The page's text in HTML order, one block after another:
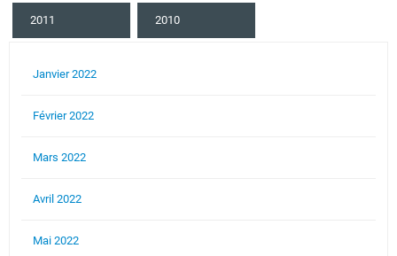
2011 2010
Janvier 2022
Février 2022
Mars 2022
Avril 2022
Mai 2022